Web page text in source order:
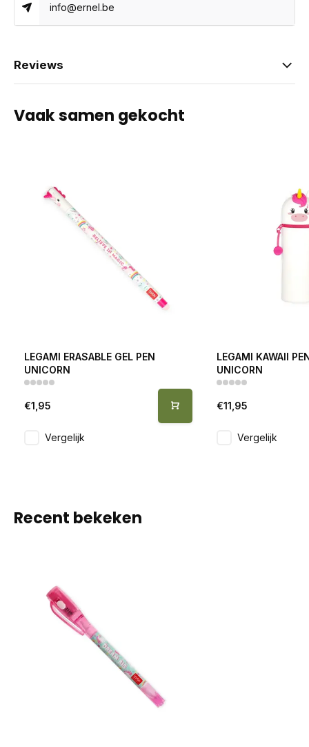
info@ernel.be
Reviews
Vaak samen gekocht
LEGAMI ERASABLE GEL PEN
UNICORN
€1,95
Vergelijk
LEGAMI KAWAII
UNICORN
€11,95
Vergelijk
Recent bekeken